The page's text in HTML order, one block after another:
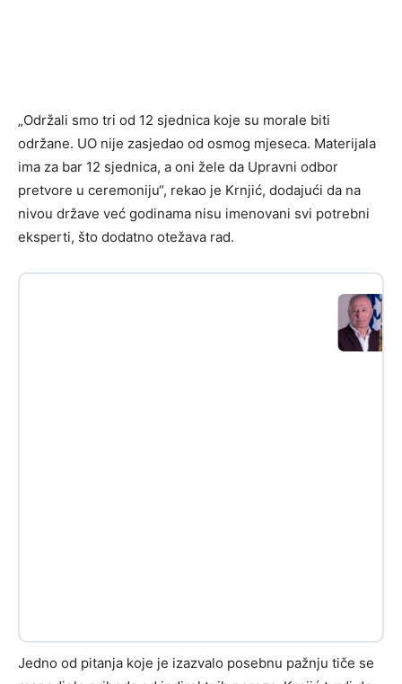
„Održali smo tri od 12 sjednica koje su morale biti
održane. UO nije zasjedao od osmog mjeseca. Materijala
ima za bar 12 sjednica, a oni žele da Upravni odbor
pretvore u ceremoniju“, rekao je Krnjić, dodajući da na
nivou države već godinama nisu imenovani svi potrebni
eksperti, što dodatno otežava rad.
Jedno od pitanja koje je izazvalo posebnu pažnju tiče se